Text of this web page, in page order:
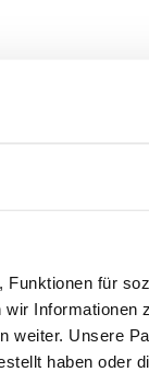
für
Informationen
weiter. Unsere
haben oder